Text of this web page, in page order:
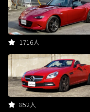
1716人
852人